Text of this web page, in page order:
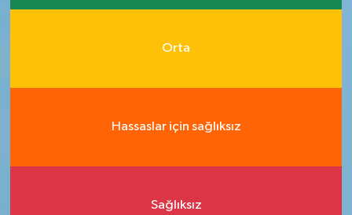
Orta
Hassaslar için sağlıksız
Sağlıksız